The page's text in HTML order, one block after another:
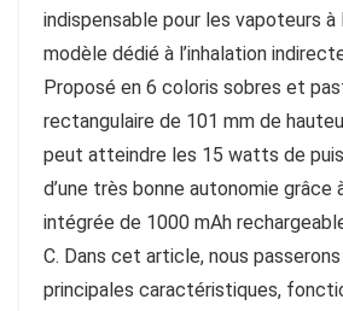
indispensable pour les vapoteurs à
modèle dédié à l’inhalation
Proposé en 6 coloris sobres et
rectangulaire de 101 mm de
peut atteindre les 15 watts de
d’une très bonne autonomie grâce
intégrée de 1000 mAh
C. Dans cet article, nous
principales caractéristiques,